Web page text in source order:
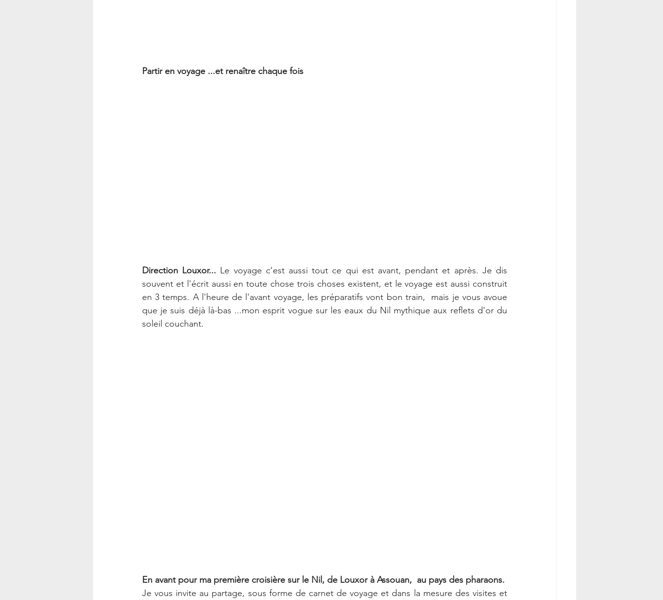
Partir en voyage ...et renaître chaque fois
Direction Louxor... Le voyage c'est aussi tout ce qui est avant, pendant et après. Je dis
souvent et l'écrit aussi en toute chose trois choses existent, et le voyage est aussi construit
en 3 temps. A l'heure de l'avant voyage, les préparatifs vont bon train,  mais je vous avoue
que je suis déjà là-bas ...mon esprit vogue sur les eaux du Nil mythique aux reflets d'or du
soleil couchant.
En avant pour ma première croisière sur le Nil, de Louxor à Assouan,  au pays des pharaons.
Je vous invite au partage, sous forme de carnet de voyage et dans la mesure des visites et